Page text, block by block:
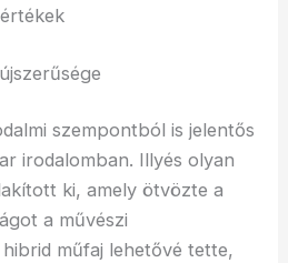
szempontból is jelentős
irodalomban. Illyés olyan
ki, amely ötvözte a
a művészi
hibrid műfaj lehetővé tette,